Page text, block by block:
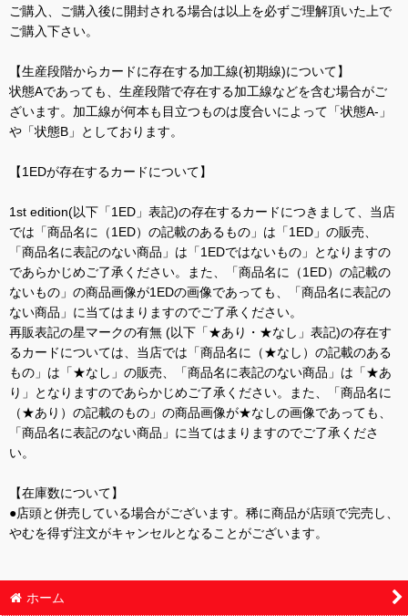
ご購入、ご購入後に開封される場合は以上を必ずご理解頂いた上で
ご購入下さい。
【生産段階からカードに存在する加工線(初期線)について】
状態Aであっても、生産段階で存在する加工線などを含む場合がご
ざいます。加工線が何本も目立つものは度合いによって「状態A-」
や「状態B」としております。
【1EDが存在するカードについて】
1st edition(以下「1ED」表記)の存在するカードにつきまして、当店
では「商品名に（1ED）の記載のあるもの」は「1ED」の販売、
「商品名に表記のない商品」は「1EDではないもの」となりますの
であらかじめご了承ください。また、「商品名に（1ED）の記載の
ないもの」の商品画像が1EDの画像であっても、「商品名に表記の
ない商品」に当てはまりますのでご了承ください。
再販表記の星マークの有無 (以下「★あり・★なし」表記)の存在す
るカードについては、当店では「商品名に（★なし）の記載のある
もの」は「★なし」の販売、「商品名に表記のない商品」は「★あ
り」となりますのであらかじめご了承ください。また、「商品名に
（★あり）の記載のもの」の商品画像が★なしの画像であっても、
「商品名に表記のない商品」に当てはまりますのでご了承くださ
い。
【在庫数について】
●店頭と併売している場合がございます。稀に商品が店頭で完売し、
やむを得ず注文がキャンセルとなることがございます。
ホーム